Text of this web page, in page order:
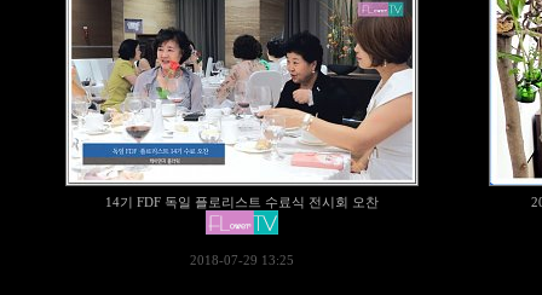
14기 FDF 독일 플로리스트 수료식 전시회 오찬
2018-07-29 13:25